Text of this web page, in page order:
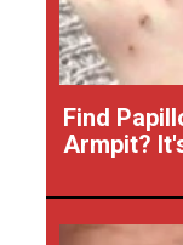
Find
Armpit?